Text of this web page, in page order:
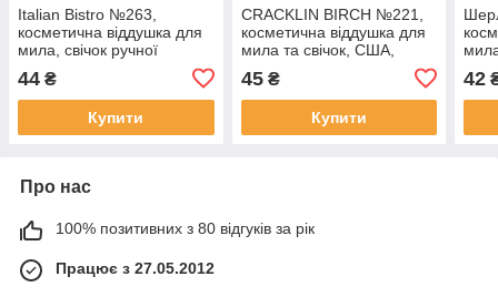
Italian Bistro №263,
косметична віддушка для
мила, свічок ручної
роботи, США, ваніль 0%
44 ₴
Купити
CRACKLIN BIRCH №221,
косметична віддушка для
мила та свічок, США,
45₴
Купити
42
Про нас
100% позитивних з 80 відгуків за рік
Працює з 27.05.2012